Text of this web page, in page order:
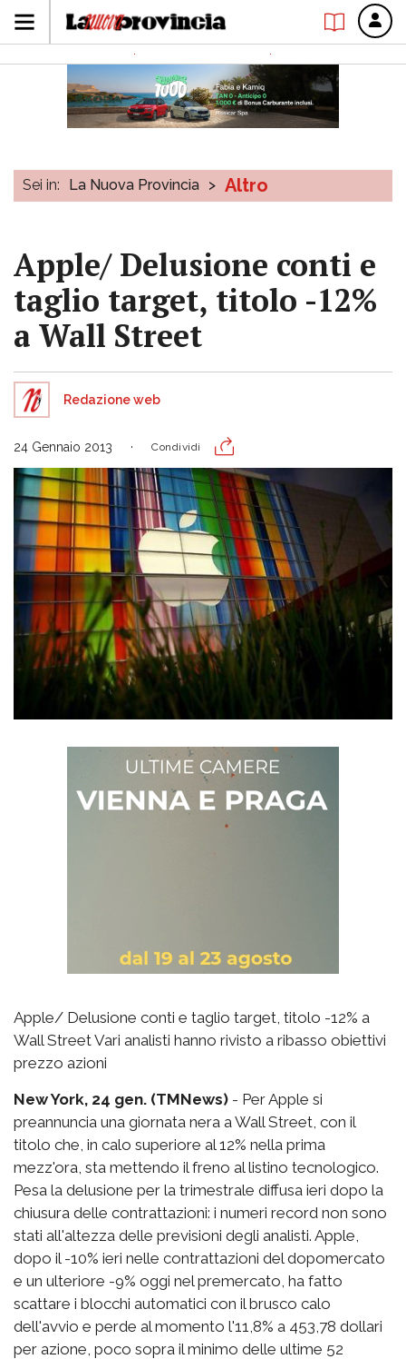
Sei in: La Nuova Provincia > Altro
Apple/ Delusione conti e
taglio target, titolo -12%
a Wall Street
Redazione web
24 Gennaio 2013 Condividi
Apple/ Delusione conti e taglio target, titolo -12% a
Wall Street Vari analisti hanno rivisto a ribasso obiettivi
prezzo azioni
New York, 24 gen. (TMNews) - Per Apple si
preannuncia una giornata nera a Wall Street, con il
titolo che, in calo superiore al 12% nella prima
mezz'ora, sta mettendo il freno al listino tecnologico.
Pesa la delusione per la trimestrale diffusa ieri dopo la
chiusura delle contrattazioni: i numeri record non sono
stati all'altezza delle previsioni degli analisti. Apple,
dopo il -10% ieri nelle contrattazioni del dopomercato
e un ulteriore -9% oggi nel premercato, ha fatto
scattare i blocchi automatici con il brusco calo
dell'avvio e perde al momento l'11,8% a 453,78 dollari
per azione, poco sopra il minimo delle ultime 52